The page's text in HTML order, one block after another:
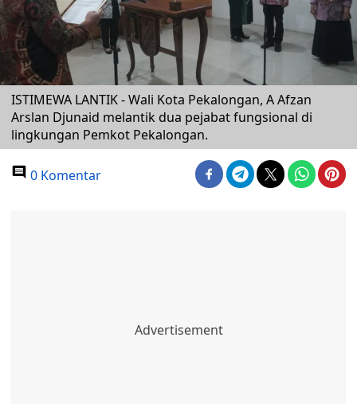
ISTIMEWA LANTIK - Wali Kota Pekalongan, A Afzan
Arslan Djunaid melantik dua pejabat fungsional di
lingkungan Pemkot Pekalongan.
0 Komentar